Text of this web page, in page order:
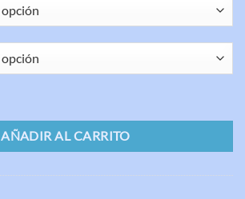
AÑADIR AL CARRITO